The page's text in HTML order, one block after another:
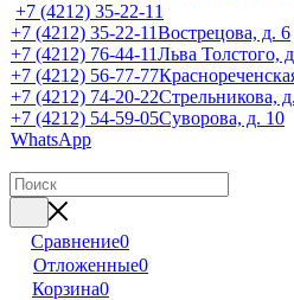
+7 (4212) 35-22-11
+7 (4212) 35-22-11Вострецова, д. 6
+7 (4212) 76-44-11Льва Толстого,
+7 (4212) 56-77-77
+7 (4212) 74-20-22Стрельникова,
+7 (4212) 54-59-05Суворова, д. 10
WhatsApp
Сравнение0
Отложенные0
Корзина0